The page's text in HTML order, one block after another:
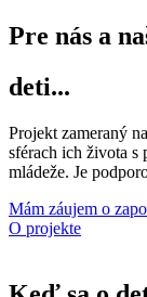
Pre nás a
deti...
Projekt zameraný na
sférach ich života s
mládeže. Je
Mám záujem o
O projekte